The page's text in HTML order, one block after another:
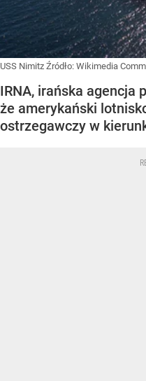
USS Nimitz Źródło: Wikimedia
IRNA, irańska agencja
że amerykański
ostrzegawczy w